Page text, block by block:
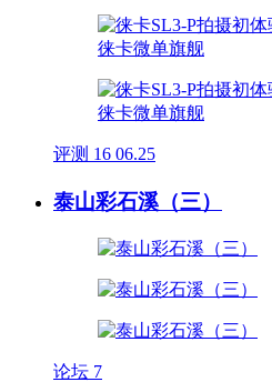
评测 16 06.25
泰山彩石溪（三）
论坛 7